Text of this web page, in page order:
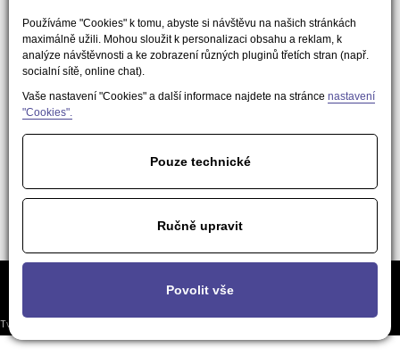
Používáme "Cookies" k tomu, abyste si návštěvu na našich stránkách
maximálně užili. Mohou sloužit k personalizaci obsahu a reklam, k
analýze návštěvnosti a ke zobrazení různých pluginů třetích stran (např.
socialní sítě, online chat).
Vaše nastavení "Cookies" a další informace najdete na stránce nastavení
"Cookies".
Pouze technické
Ručně upravit
Povolit vše
LLM nástroje
Tvorba responzivních webů a eshopů